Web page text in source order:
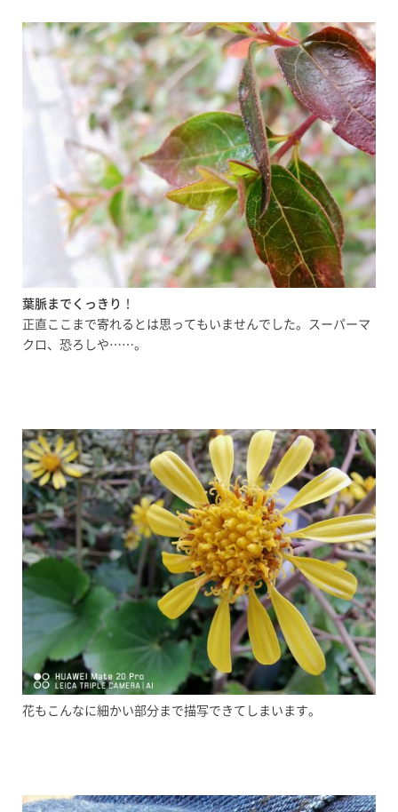
葉脈までくっきり ！
正直ここまで寄れるとは思ってもいませんでした。スーパーマ
クロ、恐ろしや……。
花もこんなに細かい部分まで描写できてしまいます。